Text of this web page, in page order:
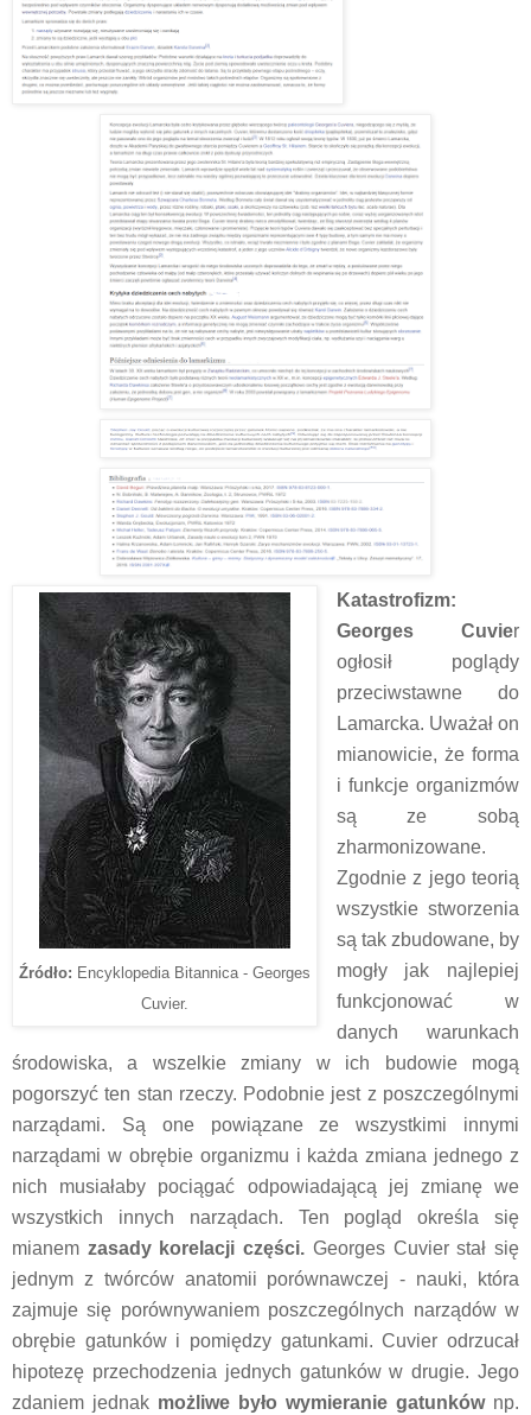
Źródło: Encyklopedia Bitannica - Georges
Cuvier.
Katastrofizm:
Georges Cuvier
ogłosił poglądy
przeciwstawne do
Lamarcka. Uważał on
mianowicie, że forma
i funkcje organizmów
są ze sobą
zharmonizowane.
Zgodnie z jego teorią
wszystkie stworzenia
są tak zbudowane, by
mogły jak najlepiej
funkcjonować w
danych warunkach
środowiska, a wszelkie zmiany w ich budowie mogą
pogorszyć ten stan rzeczy. Podobnie jest z poszczególnymi
narządami. Są one powiązane ze wszystkimi innymi
narządami w obrębie organizmu i każda zmiana jednego z
nich musiałaby pociągać odpowiadającą jej zmianę we
wszystkich innych narządach. Ten pogląd określa się
mianem zasady korelacji części. Georges Cuvier stał się
jednym z twórców anatomii porównawczej - nauki, która
zajmuje się porównywaniem poszczególnych narządów w
obrębie gatunków i pomiędzy gatunkami. Cuvier odrzucał
hipotezę przechodzenia jednych gatunków w drugie. Jego
zdaniem jednak możliwe było wymieranie gatunków np.